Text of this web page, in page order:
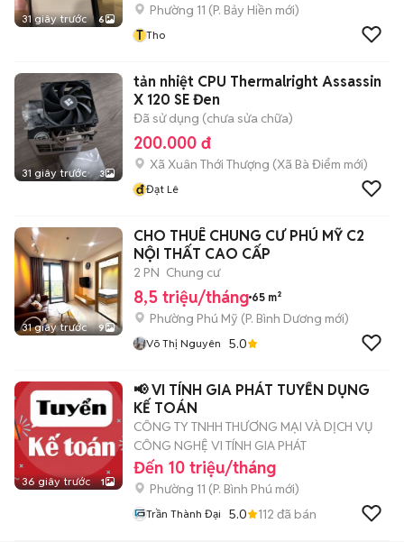
31 giây trước 6
Phường 11 (P. Bảy Hiền mới)
T Tho
31 giây trước 3
tản nhiệt CPU Thermalright Assassin
X 120 SE Đen
Đã sử dụng (chưa sửa chữa)
200.000 đ
Xã Xuân Thới Thượng (Xã Bà Điểm mới)
đĐạt Lê
31 giây trước 9
CHO THUÊ CHUNG CƯ PHÚ MỸ C2
NỘI THẤT CAO CẤP
2 PN Chung cư
8,5 triệu/tháng 65 m²
Phường Phú Mỹ (P. Bình Dương mới)
Võ Thị Nguyên 5.0
36 giây trước 1
📢 VI TÍNH GIA PHÁT TUYỂN DỤNG
KẾ TOÁN
CÔNG TY TNHH THƯƠNG MẠI VÀ DỊCH VỤ
CÔNG NGHỆ VI TÍNH GIA PHÁT
Đến 10 triệu/tháng
Phường 11 (P. Bình Phú mới)
Trần Thành Đại 5.0 112 đã bán